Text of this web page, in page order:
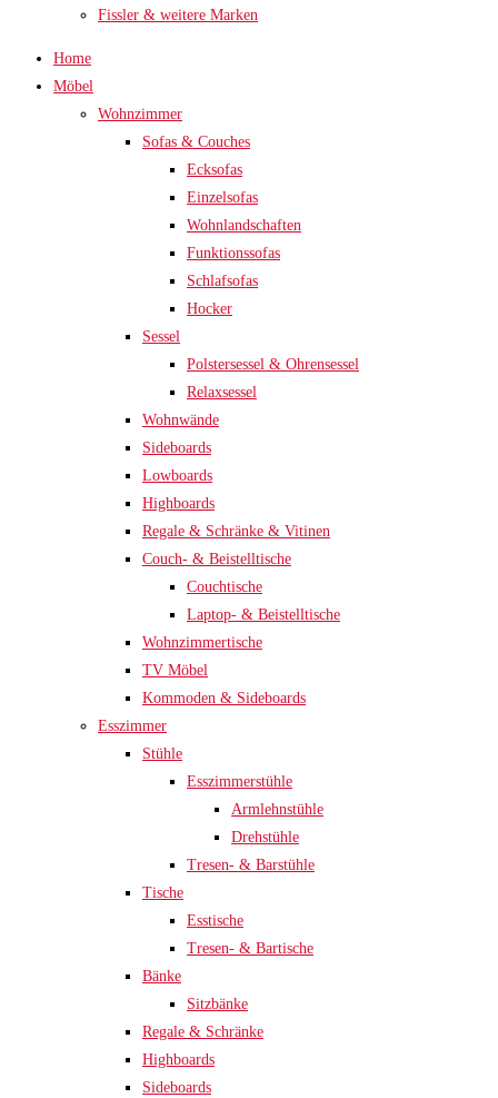
Fissler & weitere Marken
Home
Möbel
Wohnzimmer
Sofas & Couches
Ecksofas
Einzelsofas
Wohnlandschaften
Funktionssofas
Schlafsofas
Hocker
Sessel
Polstersessel & Ohrensessel
Relaxsessel
Wohnwände
Sideboards
Lowboards
Highboards
Regale & Schränke & Vitinen
Couch- & Beistelltische
Couchtische
Laptop- & Beistelltische
Wohnzimmertische
TV Möbel
Kommoden & Sideboards
Esszimmer
Stühle
Esszimmerstühle
Armlehnstühle
Drehstühle
Tresen- & Barstühle
Tische
Esstische
Tresen- & Bartische
Bänke
Sitzbänke
Regale & Schränke
Highboards
Sideboards